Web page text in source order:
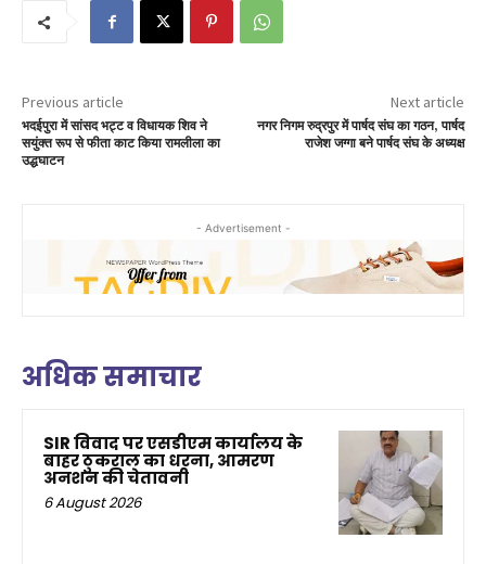
Previous article
भदईपुरा में सांसद भट्ट व विधायक शिव ने
सयुंक्त रूप से फीता काट किया रामलीला का
उद्धघाटन
Next article
नगर निगम रुद्रपुर में पार्षद संघ का गठन, पार्षद
राजेश जग्गा बने पार्षद संघ के अध्यक्ष
- Advertisement -
अधिक समाचार
SIR विवाद पर एसडीएम कार्यालय के
बाहर ठुकराल का धरना, आमरण
अनशन की चेतावनी
6 August 2026